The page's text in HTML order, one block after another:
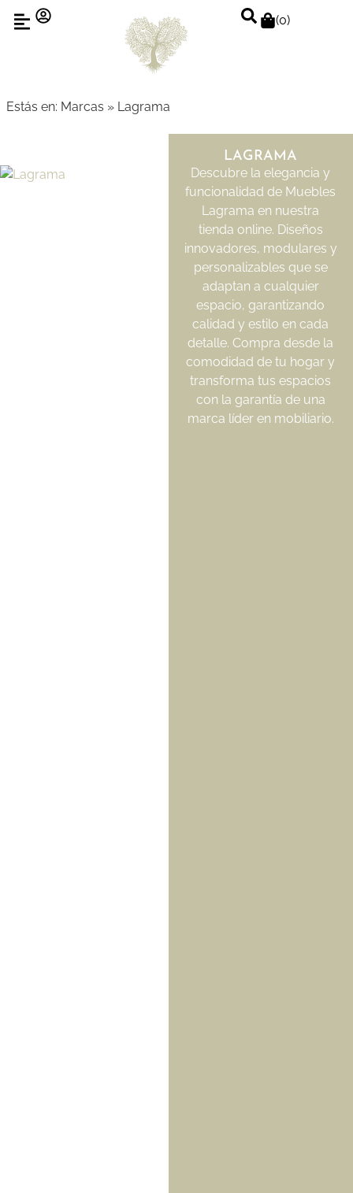
(0)
Estás en: Marcas » Lagrama
LAGRAMA
Descubre la elegancia y
funcionalidad de Muebles
Lagrama en nuestra
tienda online. Diseños
innovadores, modulares y
personalizables que se
adaptan a cualquier
espacio, garantizando
calidad y estilo en cada
detalle. Compra desde la
comodidad de tu hogar y
transforma tus espacios
con la garantía de una
marca líder en mobiliario.